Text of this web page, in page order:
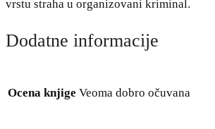
vrstu straha u organizovani kriminal.
Dodatne informacije
Ocena knjige Veoma dobro očuvana